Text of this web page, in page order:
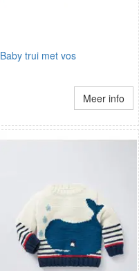
Baby trui met vos
Meer info